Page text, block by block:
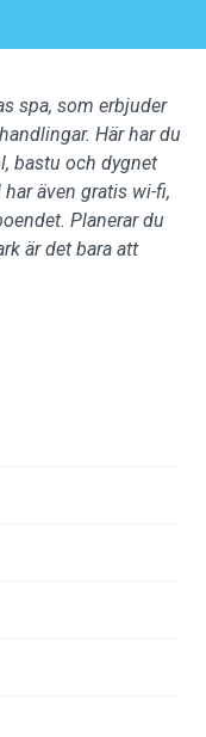
spa, som erbjuder
Här har du
bastu och dygnet
även gratis wi-fi,
Planerar du
är det bara att